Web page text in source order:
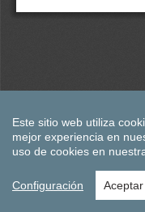
Este sitio web utiliza
mejor experiencia en
uso de cookies en
Configuración